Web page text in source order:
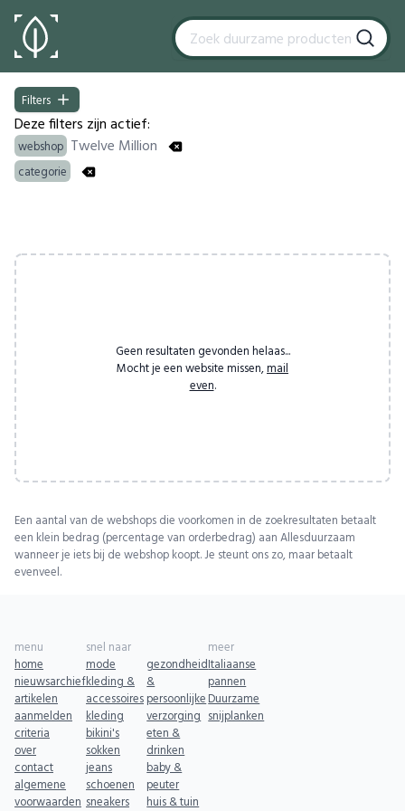
Filters
Filters
Deze filters zijn actief:
webshop Twelve Million
categorie
Geen resultaten gevonden helaas...
Mocht je een website missen, mail
even.
Een aantal van de webshops die voorkomen in de zoekresultaten betaalt
een klein bedrag (percentage van orderbedrag) aan Allesduurzaam
wanneer je iets bij de webshop koopt. Je steunt ons zo, maar betaalt
evenveel.
menu
home
nieuwsarchief
artikelen
aanmelden
criteria
over
contact
algemene
voorwaarden
snel naar
mode
kleding &
accessoires
kleding
bikini's
sokken
jeans
schoenen
sneakers
gezondheid
&
persoonlijke
verzorging
eten &
drinken
baby &
peuter
huis & tuin
meer
Italiaanse
pannen
Duurzame
snijplanken